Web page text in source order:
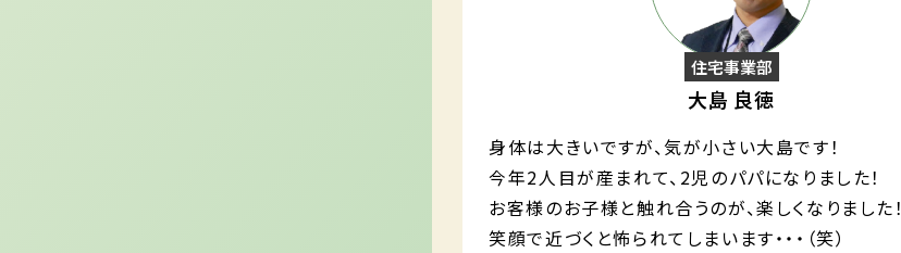
住宅事業部
大島 良徳
身体は大きいですが、気が小さい大島です！
今年2人目が産まれて、2児のパパになりました！
お客様のお子様と触れ合うのが、楽しくなりました！
笑顔で近づくと怖られてしまいます・・・（笑）